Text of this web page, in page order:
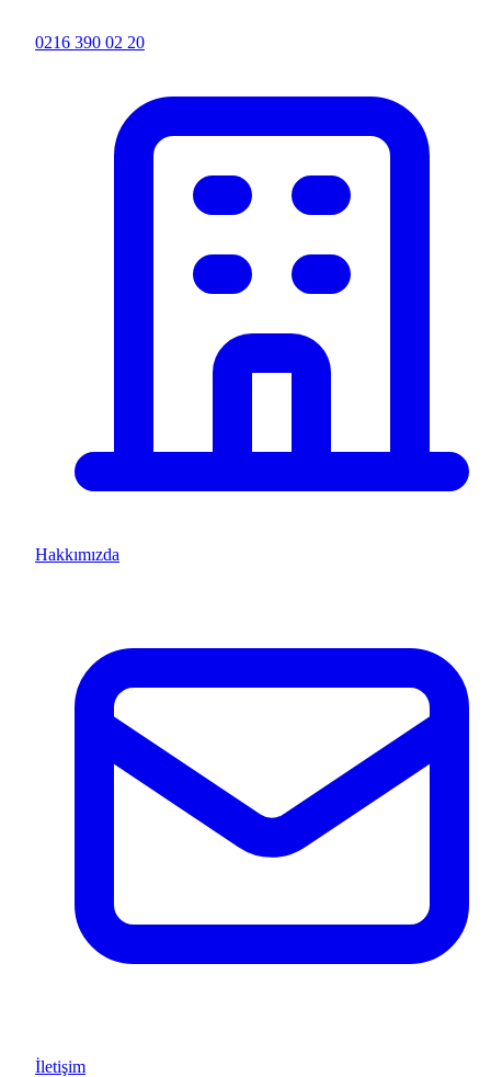
0216 390 02 20
Hakkımızda
İletişim